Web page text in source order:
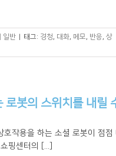
일반 | 태그: 경청, 대화, 메모, 반응, 상
로봇의 스위치를 내릴
호작용을 하는 소셜 로봇이 점
핑센터의 [...]